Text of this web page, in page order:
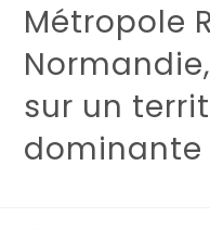
Métropole
sur un
dominante